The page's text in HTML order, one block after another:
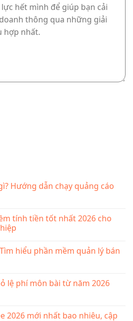
Hướng dẫn chạy quảng cáo
tính tiền tốt nhất 2026 cho
hiểu phần mềm quản lý bán
lệ phí môn bài từ năm 2026
2026 mới nhất bao nhiêu, cập